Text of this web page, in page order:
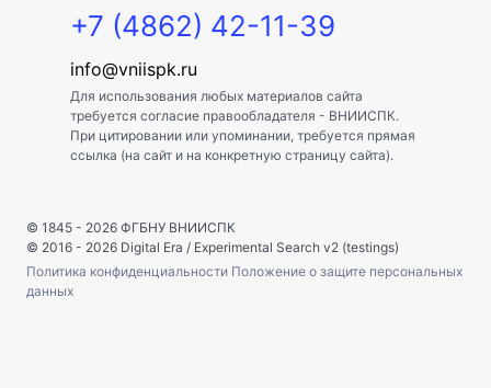
+7 (4862) 42-11-39
info@vniispk.ru
Для использования любых материалов сайта
требуется согласие правообладателя - ВНИИСПК.
При цитировании или упоминании, требуется прямая
ссылка (на сайт и на конкретную страницу сайта).
© 1845 - 2026 ФГБНУ ВНИИСПК
© 2016 - 2026 Digital Era / Experimental Search v2 (testings)
Политика конфиденциальности Положение о защите персональных
данных